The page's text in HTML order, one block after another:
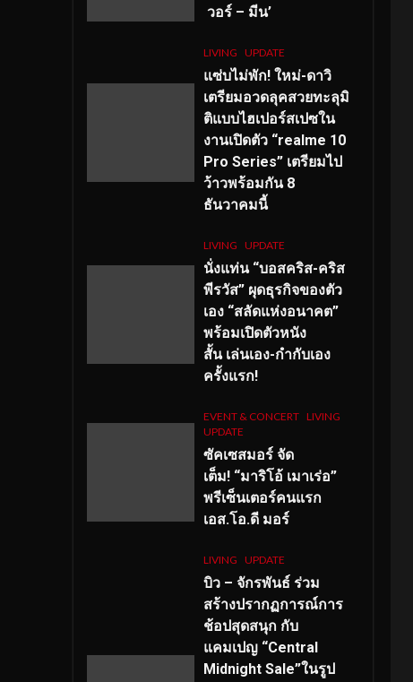
วอร์ – มีน’
LIVING UPDATE
แซ่บไม่พัก! ใหม่-ดาวิ
เตรียมอวดลุคสวยทะลุมิ
ติแบบไฮเปอร์สเปซใน
งานเปิดตัว “realme 10
Pro Series” เตรียมไป
ว้าวพร้อมกัน 8
ธันวาคมนี้
LIVING UPDATE
นั่งแท่น “บอสคริส-คริส
พีรวัส” ผุดธุรกิจของตัว
เอง “สลัดแห่งอนาคต”
พร้อมเปิดตัวหนัง
สั้น เล่นเอง-กำกับเอง
ครั้งแรก!
EVENT & CONCERT LIVING
UPDATE
ซัคเซสมอร์ จัด
เต็ม! “มาริโอ้ เมาเร่อ”
พรีเซ็นเตอร์คนแรก
เอส.โอ.ดี มอร์
LIVING UPDATE
บิว – จักรพันธ์ ร่วม
สร้างปรากฏการณ์การ
ช้อปสุดสนุก กับ
แคมเปญ “Central
Midnight Sale”ในรูป